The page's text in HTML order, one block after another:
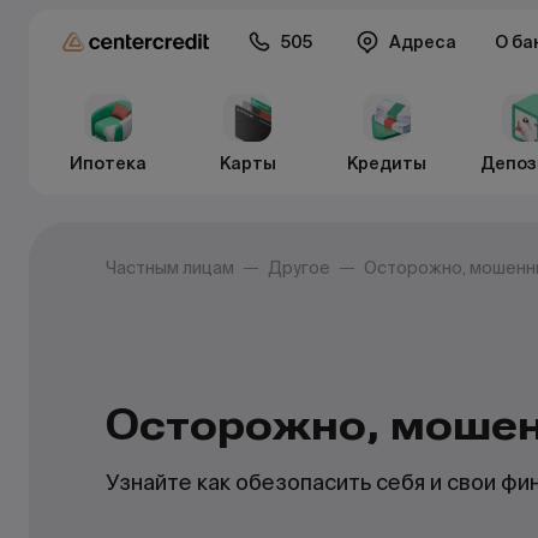
505 Адреса О
Ипотека Карты Кредиты
Частным лицам Другое Осторожно,
Осторожно,
Узнайте как обезопасить себя и свои